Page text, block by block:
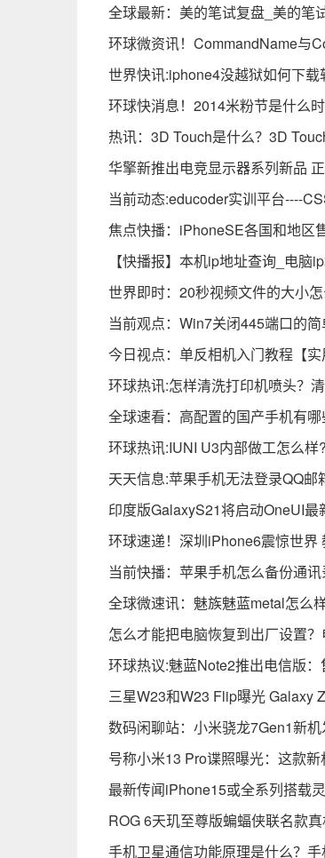
全球最新：美的笔试复盘_美的笔
环球微资讯！CommandName与
世界快讯:iphone4没越狱如何下
环球快消息！2014米粉节是什么
热讯：3D Touch是什么？3D
华擎新推出电竞显示器系列新品
当前动态:educoder实训平台----
焦点快播：iPhoneSE各国和地区
【快播报】本机ip地址查询_电脑
世界即时：20秒视频文件的大小
当前观点：Win7关闭445端口的
今日视点：单反相机入门教程【实
环球热讯:怎样清洗打印机喷头？
全球速看：高配置的国产手机有
环球热讯:IUNI U3内部做工怎么
天天信息:苹果手机无法登录QQ
印度版GalaxyS21将启动OneUI
环球速递！深圳iPhone6震惊世
当前快播：苹果手机怎么备份通
全球微速讯：魅族魅蓝metal怎么
怎么才能把电脑恢复到出厂设置
环球热议:魅蓝Note2推出电信版
三星W23和W23 Flip曝光 Galaxy
数码闲聊站：小米骁龙7Gen1新
号称小米13 Pro谍照曝光：这款
最新传闻iPhone15或全系列搭载
ROG 6天玑至尊版蝙蝠侠联名款
手机卫星通信功能原理是什么？